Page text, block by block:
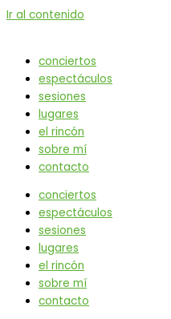
Ir al contenido
conciertos
espectáculos
sesiones
lugares
el rincón
sobre mí
contacto
conciertos
espectáculos
sesiones
lugares
el rincón
sobre mí
contacto